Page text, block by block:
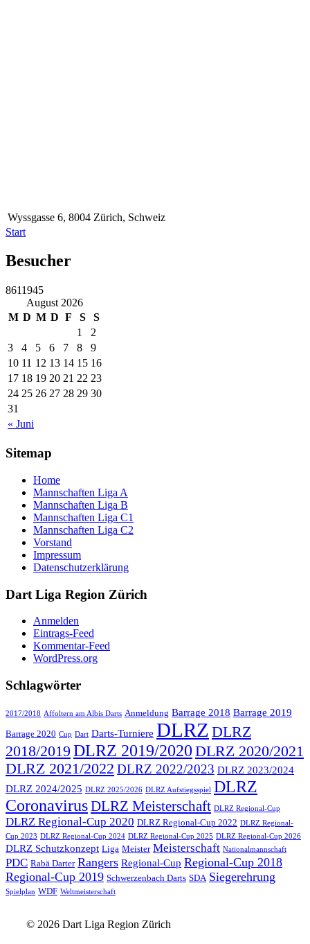
Wyssgasse 6, 8004 Zürich, Schweiz
Start
Besucher
8611945
August 2026
M D M D F S S
« Juni
1
2
3
4 5 6 7 8
9
10 11 12 13 14 15 16
17 18 19 20 21 22 23
24 25 26 27 28 29 30
31
Sitemap
Home
Mannschaften Liga A
Mannschaften Liga B
Mannschaften Liga C1
Mannschaften Liga C2
Vorstand
Impressum
Datenschutzerklärung
Dart Liga Region Zürich
Anmelden
Eintrags-Feed
Kommentar-Feed
WordPress.org
Schlagwörter
2017/2018 Affoltern am Albis Darts Anmeldung Barrage 2018 Barrage 2019
Barrage 2020 Cup Dart Darts-Turniere DLRZ DLRZ
2018/2019 DLRZ 2019/2020 DLRZ 2020/2021
DLRZ 2021/2022 DLRZ 2022/2023 DLRZ 2023/2024
DLRZ 2024/2025 DLRZ 2025/2026 DLRZ Aufstiegsspiel DLRZ
CoronavirusDLRZ Meisterschaft DLRZ Regional-Cup
DLRZ Regional-Cup 2020 DLRZ Regional-Cup 2022 DLRZ Regional-
Cup 2023 DLRZ Regional-Cup 2024 DLRZ Regional-Cup 2025 DLRZ Regional-Cup 2026
DLRZ Schutzkonzept Liga Meister Meisterschaft Nationalmannschaft
PDC Rabä Darter Rangers Regional-Cup Regional-Cup 2018
Regional-Cup 2019 Schwerzenbach Darts SDA Siegerehrung
Spielplan WDF Weltmeisterschaft
© 2026 Dart Liga Region Zürich